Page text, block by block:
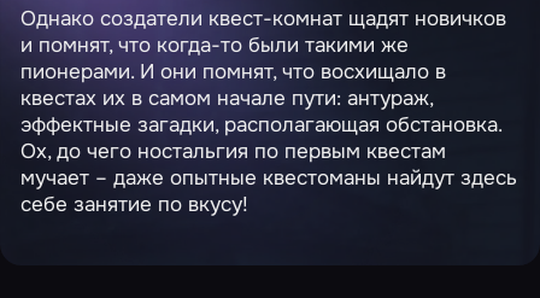
Однако создатели квест-комнат щадят новичков
и помнят, что когда-то были такими же
пионерами. И они помнят, что восхищало в
квестах их в самом начале пути: антураж,
эффектные загадки, располагающая обстановка.
Ох, до чего ностальгия по первым квестам
мучает – даже опытные квестоманы найдут здесь
себе занятие по вкусу!